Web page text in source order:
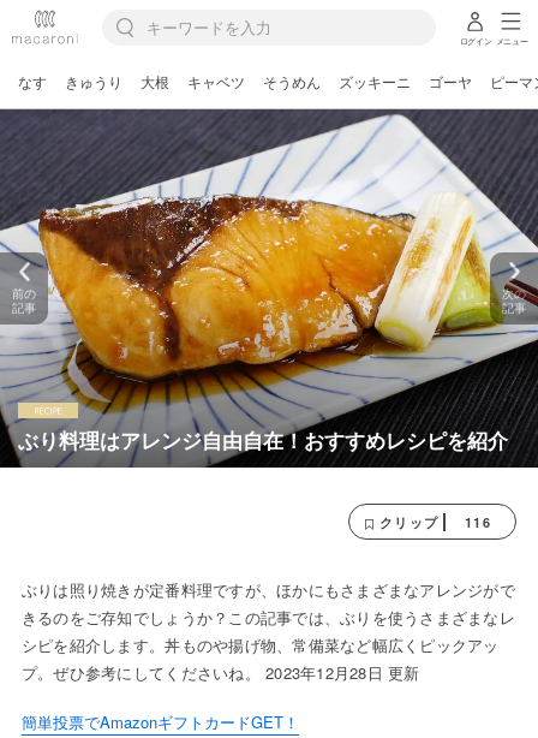
ログイン メニュー
なす きゅうり 大根 キャベツ そうめん ズッキーニ ゴーヤ ピーマ
ぶり料理はアレンジ自由自在！おすすめレシピを紹介
前の
記事
次の
記事
クリップ 116
ぶりは照り焼きが定番料理ですが、ほかにもさまざまなアレンジがで
きるのをご存知でしょうか？この記事では、ぶりを使うさまざまなレ
シピを紹介します。丼ものや揚げ物、常備菜など幅広くピックアッ
プ。ぜひ参考にしてくださいね。 2023年12月28日 更新
簡単投票でAmazonギフトカードGET！